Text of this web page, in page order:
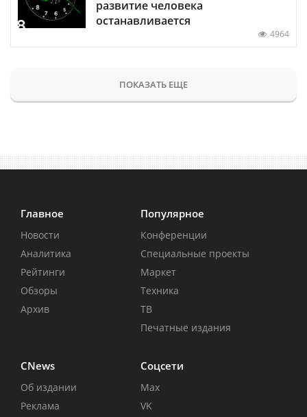
развитие человека
останавливается
4964
ПОКАЗАТЬ ЕЩЕ
Главное
Новости
Аналитика
Рейтинги
Обзоры
Архив
Популярное
Конференции
Специальные проекты
Маркет
Техника
ТВ
Печатные издания
CNews
Об издании
Реклама
Соцсети
Max
VK